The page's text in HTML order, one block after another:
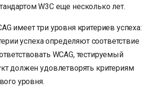
W3C еще несколько лет.
имеет три уровня критериев успеха:
успеха определяют соответствие
WCAG, тестируемый
должен удовлетворять критериям
уровня.